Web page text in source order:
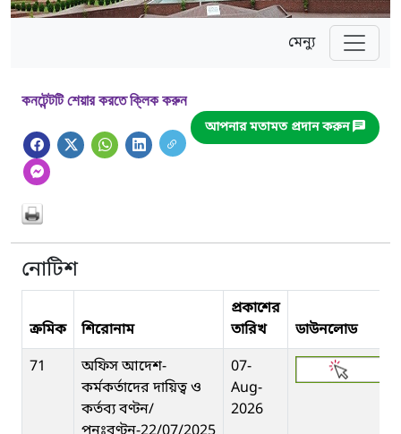
মেন্যু
আপনার মতামত প্রদান করুন
কনটেন্টটি শেয়ার করতে ক্লিক করুন
নোটিশ
ক্রমিক শিরোনাম
প্রকাশের
তারিখ
ডাউনলোড
71
অফিস আদেশ-
কর্মকর্তাদের দায়িত্ব ও
কর্তব্য বণ্টন/
07-
Aug-
2026